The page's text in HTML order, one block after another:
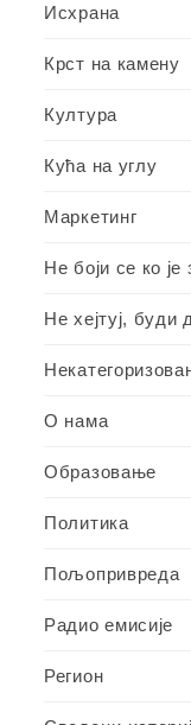
Исхрана
Крст на камену
Култура
Кућа на углу
Маркетинг
Не боји се ко је
Не хејтуј, буди
О нама
Образовање
Политика
Пољопривреда
Радио емисије
Регион